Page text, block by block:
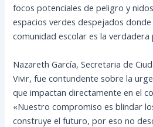
focos potenciales de peligro y
espacios verdes despejados
comunidad escolar es la
Nazareth García, Secretaria de
Vivir, fue contundente sobre la
que impactan directamente en el
«Nuestro compromiso es blindar
construye el futuro, por eso no